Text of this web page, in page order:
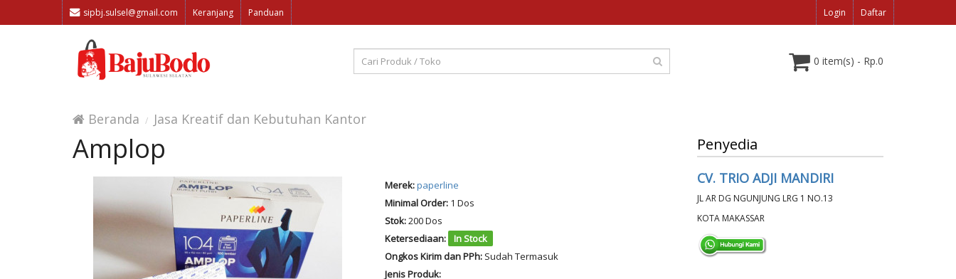
sipbj.sulsel@gmail.com Keranjang Panduan Login Daftar
0 item(s) - Rp.0
Beranda Jasa Kreatif dan Kebutuhan Kantor
Amplop
Merek:paperline
Minimal Order:1 Dos
Stok:200 Dos
Ketersediaan:
In Stock
Ongkos Kirim dan PPh: Sudah Termasuk
Jenis Produk:
Penyedia
CV. TRIO ADJI MANDIRI
JL AR DG NGUNJUNG LRG 1 NO.13
KOTA MAKASSAR